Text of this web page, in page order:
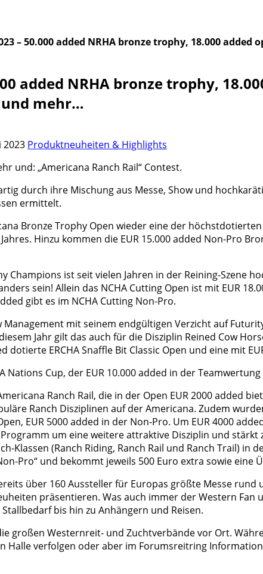
– 50.000 added NRHA bronze trophy, 18.000
added NRHA bronze trophy,
mehr…
2023 Produktneuheiten & Highlights
und: „Americana Ranch Rail“ Contest.
durch ihre Mischung aus Messe, Show und
ermittelt.
Bronze Trophy Open wieder eine der
Hinzu kommen die EUR 15.000 added Non-Pro
Champions ist seit vielen Jahren in der Reining-
sein! Allein das NCHA Cutting Open ist mit EUR
gibt es im NCHA Cutting Non-Pro.
Management mit seinem endgültigen Verzicht auf
Jahr gilt das auch für die Disziplin Reined Cow
dotierte ERCHA Snaffle Bit Classic Open und eine mit
Nations Cup, der EUR 10.000 added in der
Ranch Rail, die in der Open EUR 2000 added
Ranch Disziplinen auf der Americana. Zudem
EUR 5000 added in der Non-Pro. Um EUR 4000
um eine weitere attraktive Disziplin und
Klassen (Ranch Riding, Ranch Rail und Ranch Trail)
Pro“ und bekommt jeweils 500 Euro extra sowie eine
über 160 Aussteller für Eu­ropas größte Messe
präsentieren. Was auch immer der Western
bis hin zu Anhängern und Reisen.
großen Westernreit- und Zuchtverbände vor Ort.
Halle verfolgen oder aber im Forumsreitring